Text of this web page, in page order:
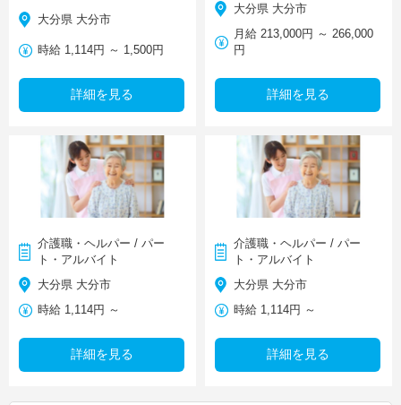
大分県 大分市
時給 1,114円 ～ 1,500円
詳細を見る
大分県 大分市
月給 213,000円 ～ 266,000
円
詳細を見る
介護職・ヘルパー / パー
ト・アルバイト
大分県 大分市
時給 1,114円 ～
詳細を見る
介護職・ヘルパー / パー
ト・アルバイト
大分県 大分市
時給 1,114円 ～
詳細を見る